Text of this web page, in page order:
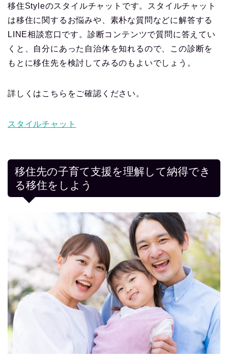
移住Styleのスタイルチャットです。スタイルチャット
は移住に関するお悩みや、素朴な質問などに解答する
LINE相談窓口です。診断コンテンツで質問に答えてい
くと、自分にあった自治体を知れるので、この診断を
もとに移住先を検討してみるのもよいでしょう。
詳しくはこちらをご確認ください。
スタイルチャット
移住先の子育て支援を理解して納得でき
る移住をしよう